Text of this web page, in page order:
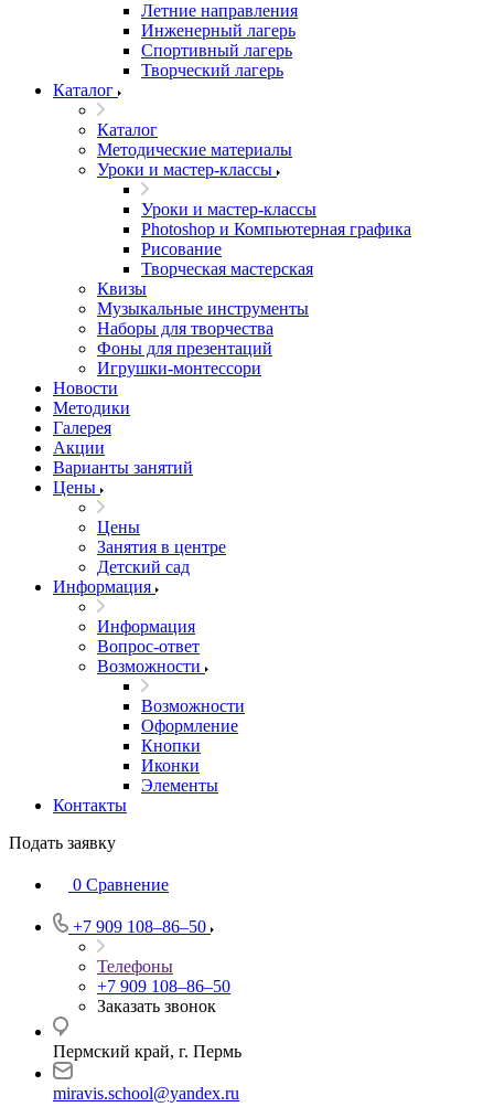
Летние направления
Инженерный лагерь
Спортивный лагерь
Творческий лагерь
Каталог
Каталог
Методические материалы
Уроки и мастер-классы
Уроки и мастер-классы
Photoshop и Компьютерная графика
Рисование
Творческая мастерская
Квизы
Музыкальные инструменты
Наборы для творчества
Фоны для презентаций
Игрушки-монтессори
Новости
Методики
Галерея
Акции
Варианты занятий
Цены
Цены
Занятия в центре
Детский сад
Информация
Информация
Вопрос-ответ
Возможности
Возможности
Оформление
Кнопки
Иконки
Элементы
Контакты
Подать заявку
0 Сравнение
+7 909 108‒86‒50
Телефоны
+7 909 108‒86‒50
Заказать звонок
Пермский край, г. Пермь
miravis.school@yandex.ru